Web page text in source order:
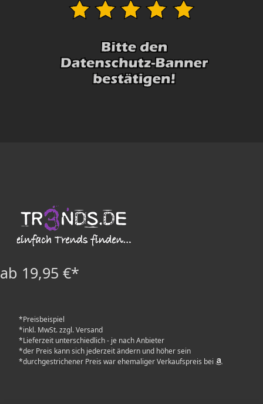
ab 19,95 €*
*Preisbeispiel
*inkl. MwSt. zzgl. Versand
*Lieferzeit unterschiedlich - je nach Anbieter
*der Preis kann sich jederzeit ändern und höher sein
*durchgestrichener Preis war ehemaliger Verkaufspreis bei